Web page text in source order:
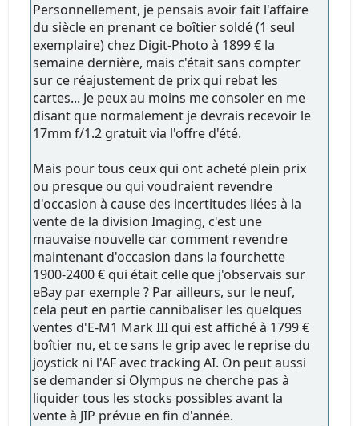
Personnellement, je pensais avoir fait l'affaire
du siècle en prenant ce boîtier soldé (1 seul
exemplaire) chez Digit-Photo à 1899 € la
semaine dernière, mais c'était sans compter
sur ce réajustement de prix qui rebat les
cartes... Je peux au moins me consoler en me
disant que normalement je devrais recevoir le
17mm f/1.2 gratuit via l'offre d'été.
Mais pour tous ceux qui ont acheté plein prix
ou presque ou qui voudraient revendre
d'occasion à cause des incertitudes liées à la
vente de la division Imaging, c'est une
mauvaise nouvelle car comment revendre
maintenant d'occasion dans la fourchette
1900-2400 € qui était celle que j'observais sur
eBay par exemple ? Par ailleurs, sur le neuf,
cela peut en partie cannibaliser les quelques
ventes d'E-M1 Mark III qui est affiché à 1799 €
boîtier nu, et ce sans le grip avec le reprise du
joystick ni l'AF avec tracking AI. On peut aussi
se demander si Olympus ne cherche pas à
liquider tous les stocks possibles avant la
vente à JIP prévue en fin d'année.